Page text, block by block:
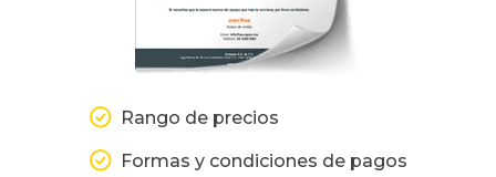
Rango de precios
Formas y condiciones de pagos